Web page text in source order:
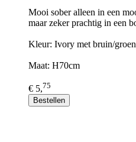
Mooi sober alleen in een
maar zeker prachtig in een
Kleur: Ivory met bruin/
Maat: H70cm
€ 5,75
Bestellen